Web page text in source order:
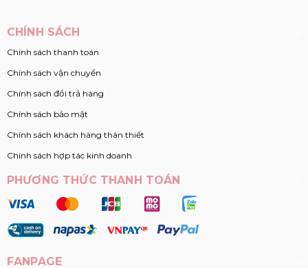
CHÍNH SÁCH
Chính sách thanh toán
Chính sách vận chuyển
Chính sách đổi trả hàng
Chính sách bảo mật
Chính sách khách hàng thân thiết
Chính sách hợp tác kinh doanh
PHƯƠNG THỨC THANH TOÁN
FANPAGE